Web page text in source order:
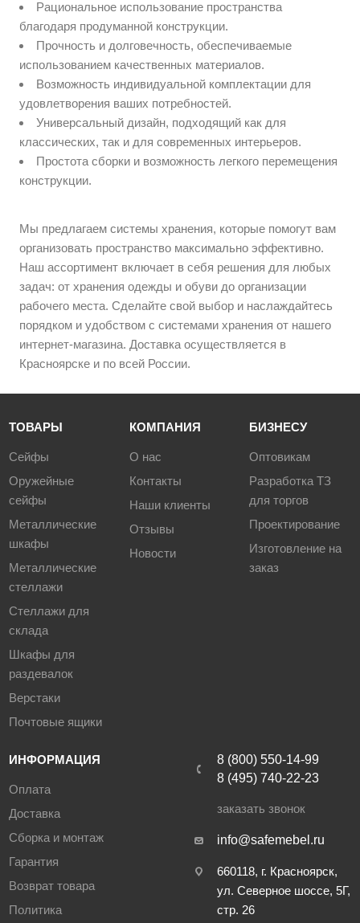
Рациональное использование пространства
благодаря продуманной конструкции.
Прочность и долговечность, обеспечиваемые
использованием качественных материалов.
Возможность индивидуальной комплектации для
удовлетворения ваших потребностей.
Универсальный дизайн, подходящий как для
классических, так и для современных интерьеров.
Простота сборки и возможность легкого перемещения
конструкции.
Мы предлагаем системы хранения, которые помогут вам
организовать пространство максимально эффективно.
Наш ассортимент включает в себя решения для любых
задач: от хранения одежды и обуви до организации
рабочего места. Сделайте свой выбор и наслаждайтесь
порядком и удобством с системами хранения от нашего
интернет-магазина. Доставка осуществляется в
Красноярске и по всей России.
ТОВАРЫ
Сейфы
Оружейные
сейфы
Металлические
шкафы
Металлические
стеллажи
Стеллажи для
склада
Шкафы для
раздевалок
Верстаки
Почтовые ящики
КОМПАНИЯ
О нас
Контакты
Наши клиенты
Отзывы
Новости
БИЗНЕСУ
Оптовикам
Разработка ТЗ
для торгов
Проектирование
Изготовление на
заказ
ИНФОРМАЦИЯ
Оплата
Доставка
Сборка и монтаж
Гарантия
Возврат товара
Политика
8 (800) 550-14-99
8 (495) 740-22-23
заказать звонок
info@safemebel.ru
660118, г. Красноярск,
ул. Северное шоссе, 5Г,
стр. 26